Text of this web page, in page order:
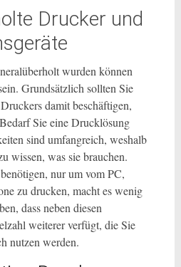
Drucker und
wurden können
Grundsätzlich sollten Sie
damit beschäftigen,
Sie eine Drucklösung
sind umfangreich, weshalb
wissen, was sie brauchen.
nur um vom PC,
zu drucken, macht es wenig
dass neben diesen
weiterer verfügt, die Sie
nutzen werden.